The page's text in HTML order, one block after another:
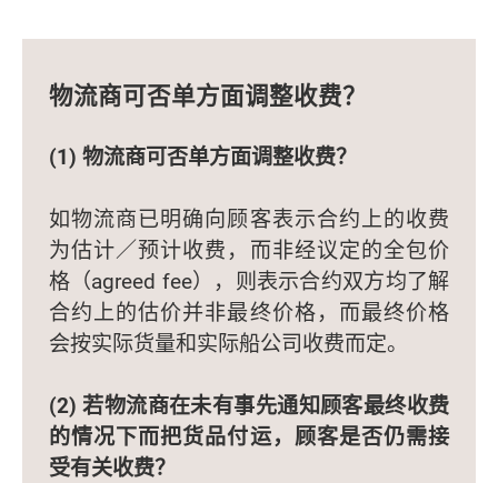
物流商可否单方面调整收费？
(1) 物流商可否单方面调整收费？
如物流商已明确向顾客表示合约上的收费
为估计／预计收费，而非经议定的全包价
格（agreed fee），则表示合约双方均了解
合约上的估价并非最终价格，而最终价格
会按实际货量和实际船公司收费而定。
(2) 若物流商在未有事先通知顾客最终收费
的情况下而把货品付运，顾客是否仍需接
受有关收费？